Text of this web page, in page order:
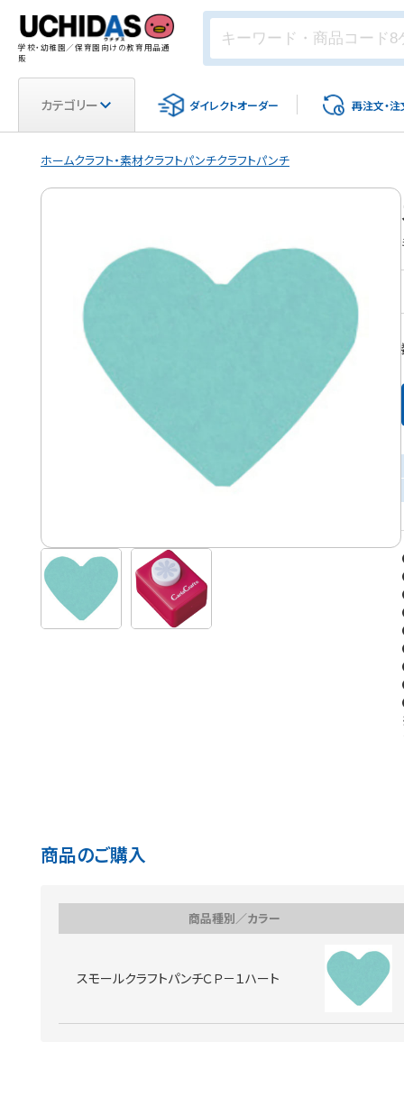
学校・幼稚園／保育園向けの教育用品通
販
カテゴリー ダイレクトオーダー 再注文・注
ホームクラフト・素材クラフトパンチクラフトパンチ
商品のご購入
商品種別／カラー
スモールクラフトパンチＣＰ－１ハート